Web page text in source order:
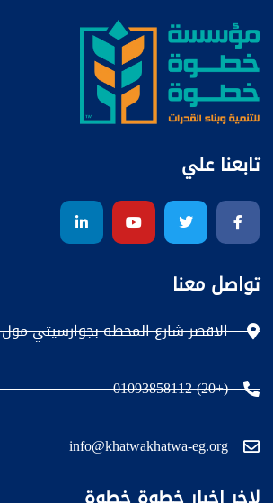
تابعنا علي
تواصل معنا
الاقصر شارع المحطه بجوارسيتي مول
(+20) 01093858112
info@khatwakhatwa-eg.org